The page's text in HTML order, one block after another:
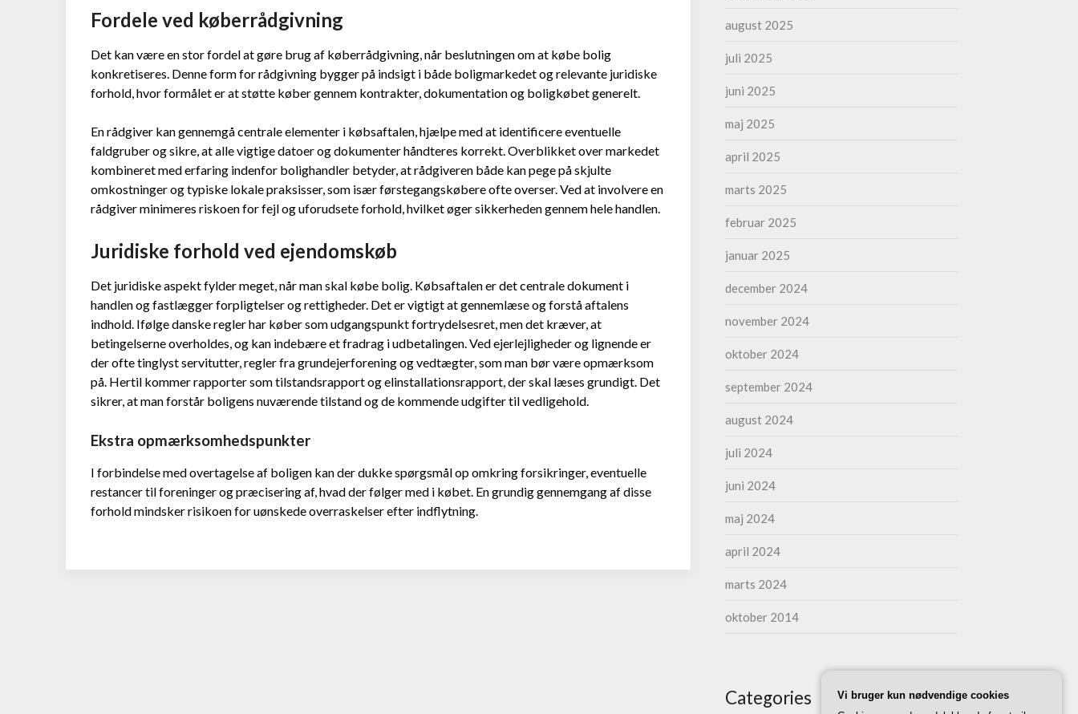
Fordele ved køberrådgivning
Det kan være en stor fordel at gøre brug af køberrådgivning, når beslutningen om at købe bolig
konkretiseres. Denne form for rådgivning bygger på indsigt i både boligmarkedet og relevante juridiske
forhold, hvor formålet er at støtte køber gennem kontrakter, dokumentation og boligkøbet generelt.
En rådgiver kan gennemgå centrale elementer i købsaftalen, hjælpe med at identificere eventuelle
faldgruber og sikre, at alle vigtige datoer og dokumenter håndteres korrekt. Overblikket over markedet
kombineret med erfaring indenfor bolighandler betyder, at rådgiveren både kan pege på skjulte
omkostninger og typiske lokale praksisser, som især førstegangskøbere ofte overser. Ved at involvere en
rådgiver minimeres riskoen for fejl og uforudsete forhold, hvilket øger sikkerheden gennem hele handlen.
Juridiske forhold ved ejendomskøb
Det juridiske aspekt fylder meget, når man skal købe bolig. Købsaftalen er det centrale dokument i
handlen og fastlægger forpligtelser og rettigheder. Det er vigtigt at gennemlæse og forstå aftalens
indhold. Ifølge danske regler har køber som udgangspunkt fortrydelsesret, men det kræver, at
betingelserne overholdes, og kan indebære et fradrag i udbetalingen. Ved ejerlejligheder og lignende er
der ofte tinglyst servitutter, regler fra grundejerforening og vedtægter, som man bør være opmærksom
på. Hertil kommer rapporter som tilstandsrapport og elinstallationsrapport, der skal læses grundigt. Det
sikrer, at man forstår boligens nuværende tilstand og de kommende udgifter til vedligehold.
Ekstra opmærksomhedspunkter
I forbindelse med overtagelse af boligen kan der dukke spørgsmål op omkring forsikringer, eventuelle
restancer til foreninger og præcisering af, hvad der følger med i købet. En grundig gennemgang af disse
forhold mindsker risikoen for uønskede overraskelser efter indflytning.
august 2025
juli 2025
juni 2025
maj 2025
april 2025
marts 2025
februar 2025
januar 2025
december 2024
november 2024
oktober 2024
september 2024
august 2024
juli 2024
juni 2024
maj 2024
april 2024
marts 2024
oktober 2014
Categories
Vi bruger kun nødvendige cookies